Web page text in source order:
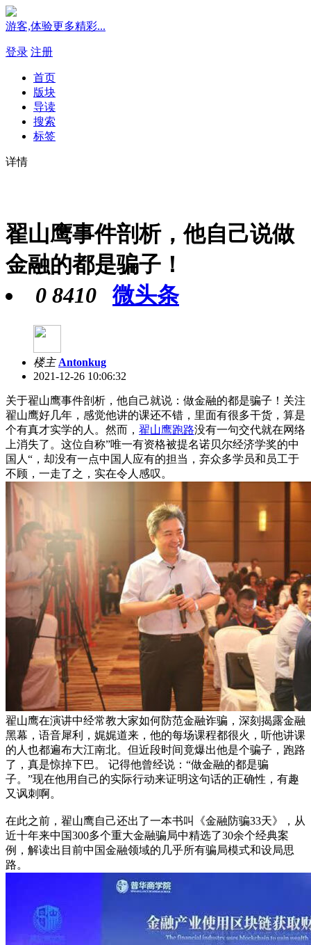
游客,体验更多精彩...
登录 注册
首页
版块
导读
搜索
标签
详情
翟山鹰事件剖析，他自己说做
金融的都是骗子！
0 8410 微头条
楼主 Antonkug
2021-12-26 10:06:32
关于翟山鹰事件剖析，他自己就说：做金融的都是骗子！关注
翟山鹰好几年，感觉他讲的课还不错，里面有很多干货，算是
个有真才实学的人。然而， 翟山鹰跑路没有一句交代就在网络
上消失了。这位自称”唯一有资格被提名诺贝尔经济学奖的中
国人“，却没有一点中国人应有的担当，弃众多学员和员工于
不顾，一走了之，实在令人感叹。
翟山鹰在演讲中经常教大家如何防范金融诈骗，深刻揭露金融
黑幕，语音犀利，娓娓道来，他的每场课程都很火，听他讲课
的人也都遍布大江南北。但近段时间竟爆出他是个骗子，跑路
了，真是惊掉下巴。 记得他曾经说：“做金融的都是骗
子。”现在他用自己的实际行动来证明这句话的正确性，有趣
又讽刺啊。
在此之前，翟山鹰自己还出了一本书叫《金融防骗33天》，从
近十年来中国300多个重大金融骗局中精选了30余个经典案
例，解读出目前中国金融领域的几乎所有骗局模式和设局思
路。